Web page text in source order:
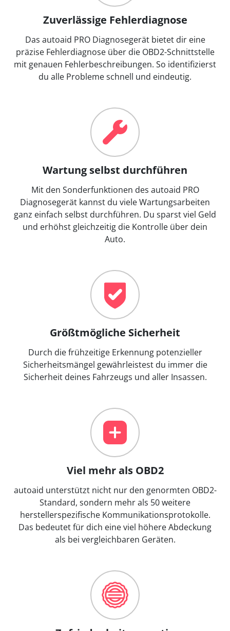
Zuverlässige Fehlerdiagnose
Das autoaid PRO Diagnosegerät bietet dir eine
präzise Fehlerdiagnose über die OBD2-Schnittstelle
mit genauen Fehlerbeschreibungen. So identifizierst
du alle Probleme schnell und eindeutig.
Wartung selbst durchführen
Mit den Sonderfunktionen des autoaid PRO
Diagnosegerät kannst du viele Wartungsarbeiten
ganz einfach selbst durchführen. Du sparst viel Geld
und erhöhst gleichzeitig die Kontrolle über dein
Auto.
Größtmögliche Sicherheit
Durch die frühzeitige Erkennung potenzieller
Sicherheitsmängel gewährleistest du immer die
Sicherheit deines Fahrzeugs und aller Insassen.
Viel mehr als OBD2
autoaid unterstützt nicht nur den genormten OBD2-
Standard, sondern mehr als 50 weitere
herstellerspezifische Kommunikationsprotokolle.
Das bedeutet für dich eine viel höhere Abdeckung
als bei vergleichbaren Geräten.